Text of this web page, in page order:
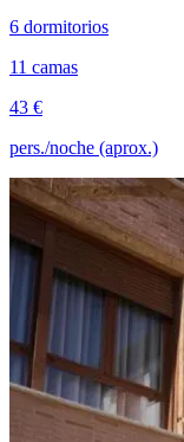
6 dormitorios
11 camas
43 €
pers./noche (aprox.)